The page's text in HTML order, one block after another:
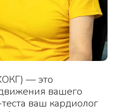
— это
вашего
ваш кардиолог